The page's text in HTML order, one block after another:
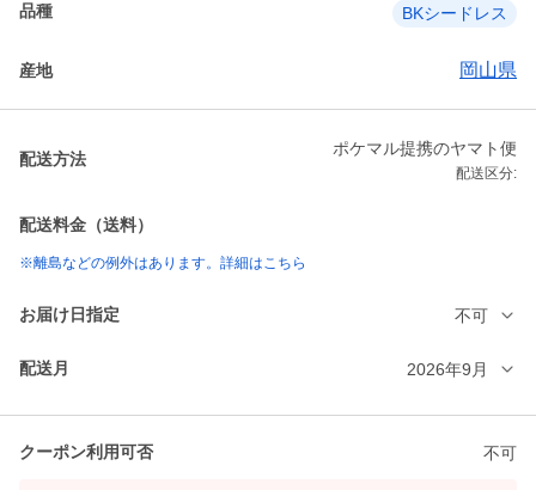
品種 BKシードレス
産地 岡山県
配送方法
ポケマル提携のヤマト便
配送区分:
配送料金（送料）
※離島などの例外はあります。詳細はこちら
お届け日指定 不可
配送月 2026年9月
クーポン利用可否 不可